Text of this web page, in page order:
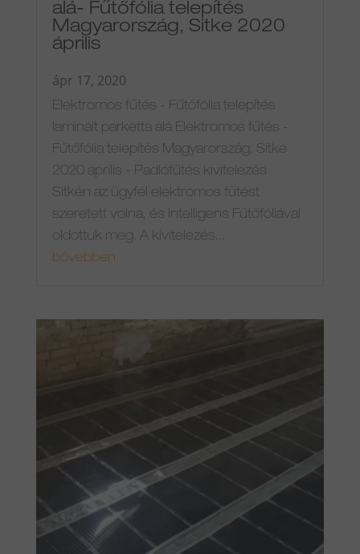
alá- Fűtőfólia telepítés
Magyarország, Sitke 2020
április
ápr 17, 2020
Elektromos fűtés - Fűtőfólia telepítés
laminált parketta alá Elektromos fűtés -
Fűtőfólia telepítés Magyarország, Sitke
2020 április - Padlófűtés kivitelezés
Sitkén az ügyfél elektromos fűtést
szeretett volna, és Intelligens Fűtőfóliával
oldottuk meg. A kivitelezés...
bővebben